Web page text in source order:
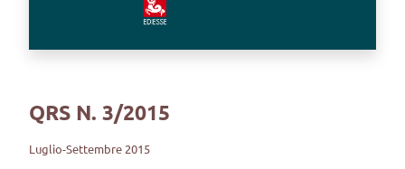
QRS N. 3/2015
Luglio-Settembre 2015